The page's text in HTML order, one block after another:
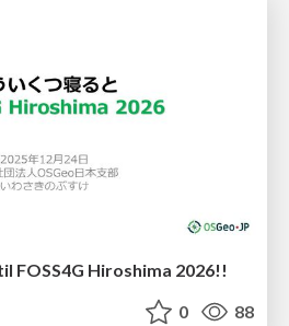
FOSS4G Hiroshima 2026!!
0 88